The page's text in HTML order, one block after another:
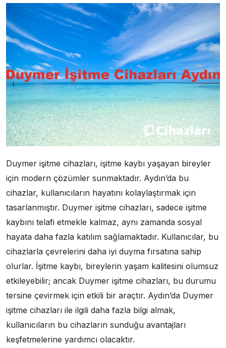
Duymer işitme cihazları, işitme kaybı yaşayan bireyler
için modern çözümler sunmaktadır. Aydın’da bu
cihazlar, kullanıcıların hayatını kolaylaştırmak için
tasarlanmıştır. Duymer işitme cihazları, sadece işitme
kaybını telafi etmekle kalmaz, aynı zamanda sosyal
hayata daha fazla katılım sağlamaktadır. Kullanıcılar, bu
cihazlarla çevrelerini daha iyi duyma fırsatına sahip
olurlar. İşitme kaybı, bireylerin yaşam kalitesini olumsuz
etkileyebilir; ancak Duymer işitme cihazları, bu durumu
tersine çevirmek için etkili bir araçtır. Aydın’da Duymer
işitme cihazları ile ilgili daha fazla bilgi almak,
kullanıcıların bu cihazların sunduğu avantajları
keşfetmelerine yardımcı olacaktır.